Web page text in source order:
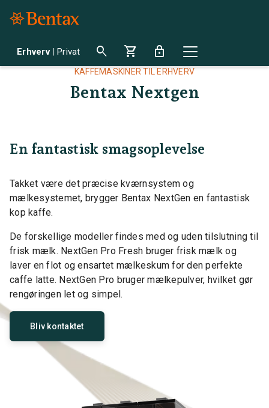
Erhverv | Privat search shopping_cart lock
KAFFEMASKINER TIL ERHVERV
Bentax Nextgen
En fantastisk smagsoplevelse
Takket være det præcise kværnsystem og
mælkesystemet, brygger Bentax NextGen en fantastisk
kop kaffe.
De forskellige modeller findes med og uden tilslutning til
frisk mælk. NextGen Pro Fresh bruger frisk mælk og
laver en flot og ensartet mælkeskum for den perfekte
caffe latte. NextGen Pro bruger mælkepulver, hvilket gør
rengøringen let og simpel.
Bliv kontaktet